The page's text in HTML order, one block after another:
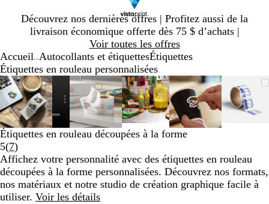
Découvrez nos dernières offres | Profitez aussi de la
livraison économique offerte dès 75 $ d’achats |
Voir toutes les offres
Diapositive
1
Accueil Autocollants et étiquettesÉtiquettes
Étiquettes en rouleau personnalisées
Image
zoomable
Zoomé
à
minimum
Cliquez
pour
agrandir
Utilisez
les
touches
« plus »
et
pour
zoomer,
et
les
Image
zoomable
Zoomé
à
minimum
Cliquez
pour
agrandir
Utilisez
les
touches
« plus »
et
pour
zoomer,
et
les
Image
zoomable
Zoomé
à
minimum
Cliquez
pour
agrandir
Utilisez
les
touches
« plus »
et
pour
zoomer,
et
Image
zoomable
Zoomé
à
minimum
Cliquez
pour
agrandir
Utilisez
les
touches
« plus »
et
pour
zoomer,
et
à
pour
les
«
pour
et
Diapositive
1
sur
6
Étiquettes en rouleau découpées à la forme
5(7Lire
les
7 avis
)
Affichez votre personnalité avec des étiquettes en rouleau
découpées à la forme personnalisées. Découvrez nos formats,
nos matériaux et notre studio de création graphique facile à
utiliser. Voir les détails